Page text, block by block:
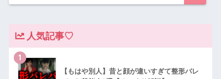
人気記事♡
1
【もはや別人】昔と顔が違いすぎて整形バレ